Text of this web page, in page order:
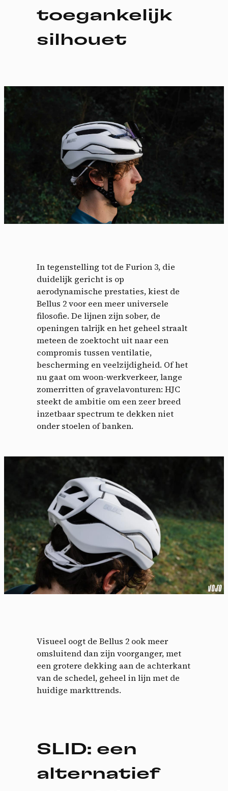
toegankelijk
silhouet
In tegenstelling tot de Furion 3, die
duidelijk gericht is op
aerodynamische prestaties, kiest de
Bellus 2 voor een meer universele
filosofie. De lijnen zijn sober, de
openingen talrijk en het geheel straalt
meteen de zoektocht uit naar een
compromis tussen ventilatie,
bescherming en veelzijdigheid. Of het
nu gaat om woon-werkverkeer, lange
zomerritten of gravelavonturen: HJC
steekt de ambitie om een zeer breed
inzetbaar spectrum te dekken niet
onder stoelen of banken.
Visueel oogt de Bellus 2 ook meer
omsluitend dan zijn voorganger, met
een grotere dekking aan de achterkant
van de schedel, geheel in lijn met de
huidige markttrends.
SLID: een
alternatief